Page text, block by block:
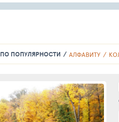
ПО ПОПУЛЯРНОСТИ АЛФАВИТУ